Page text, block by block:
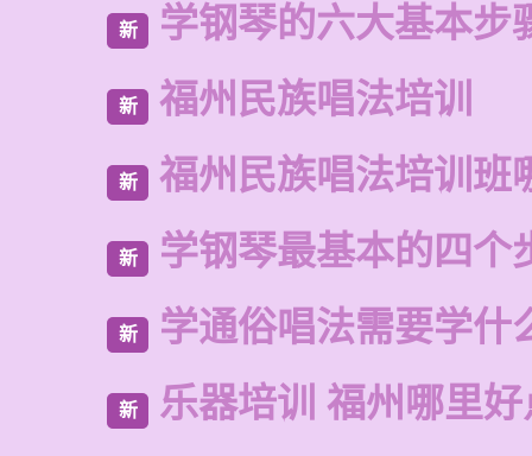
新 学钢琴的六大基本步
新 福州民族唱法培训
新 福州民族唱法培训班
新 学钢琴最基本的四个
新 学通俗唱法需要学什
新 乐器培训 福州哪里